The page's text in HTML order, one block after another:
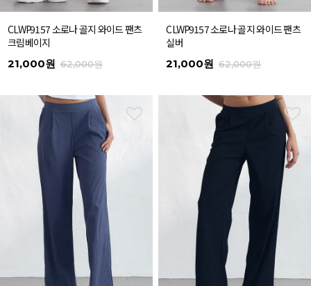
CLWP9157 소로나 골지 와이드 팬츠
크림베이지
21,000원 62,000원
CLWP9157 소로나 골지 와이드 팬츠
실버
21,000원 62,000원